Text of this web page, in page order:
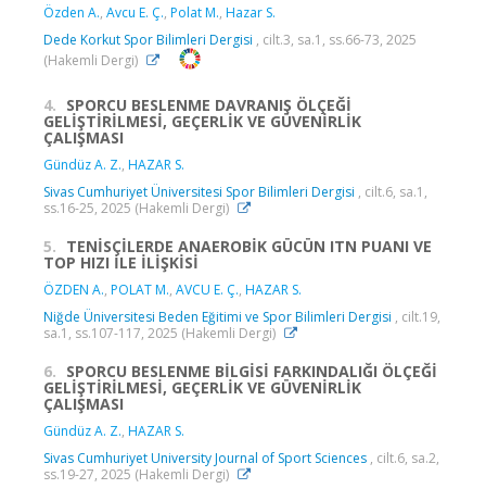
Özden A., Avcu E. Ç., Polat M., Hazar S.
Dede Korkut Spor Bilimleri Dergisi , cilt.3, sa.1, ss.66-73, 2025
(Hakemli Dergi)
4. SPORCU BESLENME DAVRANIŞ ÖLÇEĞİ
GELİŞTİRİLMESİ, GEÇERLİK VE GÜVENİRLİK
ÇALIŞMASI
Gündüz A. Z., HAZAR S.
Sivas Cumhuriyet Üniversitesi Spor Bilimleri Dergisi , cilt.6, sa.1,
ss.16-25, 2025 (Hakemli Dergi)
5. TENİSÇİLERDE ANAEROBİK GÜCÜN ITN PUANI VE
TOP HIZI İLE İLİŞKİSİ
ÖZDEN A., POLAT M., AVCU E. Ç., HAZAR S.
Niğde Üniversitesi Beden Eğitimi ve Spor Bilimleri Dergisi , cilt.19,
sa.1, ss.107-117, 2025 (Hakemli Dergi)
6. SPORCU BESLENME BİLGİSİ FARKINDALIĞI ÖLÇEĞİ
GELİŞTİRİLMESİ, GEÇERLİK VE GÜVENİRLİK
ÇALIŞMASI
Gündüz A. Z., HAZAR S.
Sivas Cumhuriyet University Journal of Sport Sciences , cilt.6, sa.2,
ss.19-27, 2025 (Hakemli Dergi)